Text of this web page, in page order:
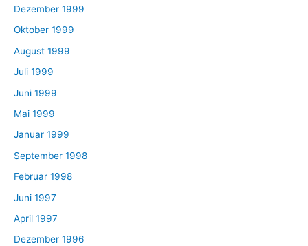
Dezember 1999
Oktober 1999
August 1999
Juli 1999
Juni 1999
Mai 1999
Januar 1999
September 1998
Februar 1998
Juni 1997
April 1997
Dezember 1996